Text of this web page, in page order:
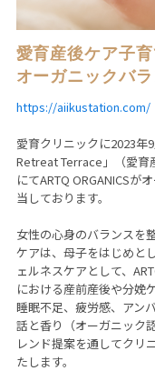
愛育産後ケア子
オーガニックバ
https://aiikustation.com/
愛育クリニックに2023年
Retreat Terrace」（愛育
にてARTQ ORGANICSが
当しております。
女性の心身のバランスを
ケアは、母子をはじめと
ェルネスケアとして、
における産前産後や分娩
睡眠不足、疲労感、アン
話と香り（オーガニック
レンド提案を通してクリ
たします。